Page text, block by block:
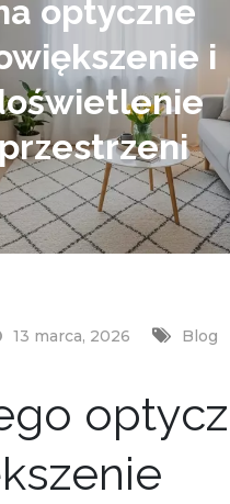
optyczne
i
13 marca, 2026 Blog